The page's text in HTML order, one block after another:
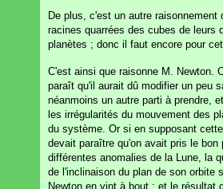
De plus, c'est un autre
racines quarrées des cubes de leurs
planètes ; donc il faut encore pour
C'est ainsi que raisonne M. Newton.
paraît qu'il aurait dû modifier un peu
néanmoins un autre parti à prendre,
les irrégularités du mouvement des
du système. Or si en supposant
devait paraître qu'on avait pris le
différentes anomalies de la Lune, la
de l'inclinaison du plan de son orbite
Newton en vint à bout ; et le résultat